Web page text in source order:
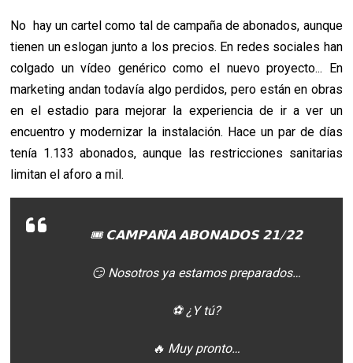
No hay un cartel como tal de campaña de abonados, aunque
tienen un eslogan junto a los precios. En redes sociales han
colgado un vídeo genérico como el nuevo proyecto... En
marketing andan todavía algo perdidos, pero están en obras
en el estadio para mejorar la experiencia de ir a ver un
encuentro y modernizar la instalación. Hace un par de días
tenía 1.133 abonados, aunque las restricciones sanitarias
limitan el aforo a mil.
🎟 𝗖𝗔𝗠𝗣𝗔𝗡̃𝗔 𝗔𝗕𝗢𝗡𝗔𝗗𝗢𝗦 𝟮𝟭/𝟮𝟮
😏 Nosotros ya estamos preparados…
⚽️ ¿Y tú?
🔥 Muy pronto…